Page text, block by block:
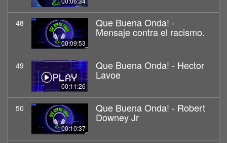
48
00:09:53
Que Buena Onda! -
Mensaje contra el racismo.
49
00:11:26
Que Buena Onda! - Hector
Lavoe
50
00:10:37
Que Buena Onda! - Robert
Downey Jr